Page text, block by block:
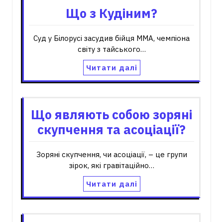
Що з Кудіним?
Суд у Білорусі засудив бійця ММА, чемпіона
світу з тайського…
Читати далі
Що являють собою зоряні
скупчення та асоціації?
Зоряні скупчення, чи асоціації, – це групи
зірок, які гравітаційно…
Читати далі